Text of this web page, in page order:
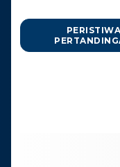
PERISTIWA